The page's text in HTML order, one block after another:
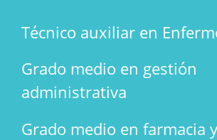
Técnico auxiliar en
Grado medio en gestión
administrativa
Grado medio en farmacia y